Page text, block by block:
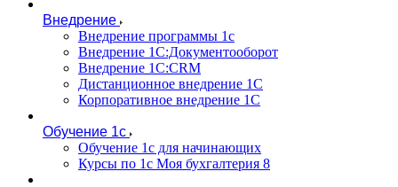
Внедрение
Внедрение программы 1с
Внедрение 1С:Документооборот
Внедрение 1С:CRM
Дистанционное внедрение 1С
Корпоративное внедрение 1С
Обучение 1с
Обучение 1с для начинающих
Курсы по 1с Моя бухгалтерия 8